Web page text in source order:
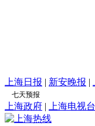
上海日报 | 新安晚报 |
上海政府 | 上海电视台